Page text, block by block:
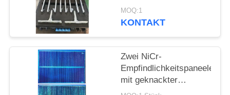
Prüfstandard-Testkit
MOQ:1
KONTAKT
Zwei NiCr-
Empfindlichkeitspaneele
mit geknackter
TypeIASTM E1417